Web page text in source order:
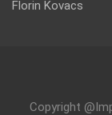
Florin Kovacs
Copyright